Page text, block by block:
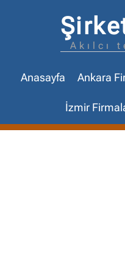
Akılcı
Anasayfa Ankara
İzmir